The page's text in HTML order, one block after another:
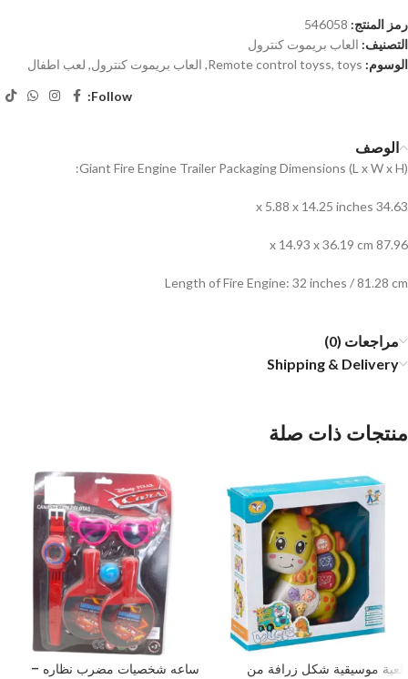
رمز المنتج: 546058
التصنيف: العاب بريموت كنترول
الوسوم:
Remote control toyss, toys
, العاب بريموت كنترول, لعب اطفال
Follow:
الوصف
Giant Fire Engine Trailer Packaging Dimensions (L x W x H):
34.63 x 5.88 x 14.25 inches
87.96 x 14.93 x 36.19 cm
Length of Fire Engine: 32 inches / 81.28 cm
مراجعات (0)
Shipping & Delivery
منتجات ذات صلة
لعبة موسيقية شكل زرافة من
ساعه شخصيات مضرب نظاره –